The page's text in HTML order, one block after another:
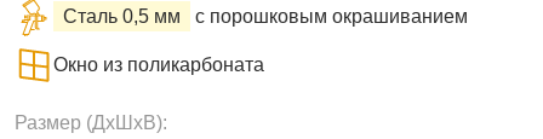
Сталь 0,5 мм с порошковым окрашиванием
Окно из поликарбоната
Размер (ДxШxВ):